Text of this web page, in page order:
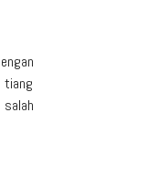
tiang
salah